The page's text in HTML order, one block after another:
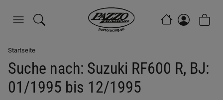
Startseite
Suche nach: Suzuki RF600 R, BJ:
01/1995 bis 12/1995